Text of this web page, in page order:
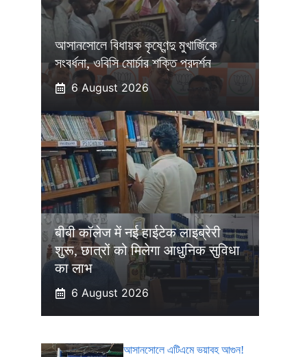
আসানসোলে বিধায়ক কৃষ্ণেন্দু মুখার্জিকে
সংবর্ধনা, ওবিসি মোর্চার শক্তি প্রদর্শন
6 August 2026
बीबी कॉलेज में नई हाईटेक लाइब्रेरी
शुरू, छात्रों को मिलेगा आधुनिक सुविधा
का लाभ
6 August 2026
আসানসোলে এটিএমে ভয়াবহ আগুন!